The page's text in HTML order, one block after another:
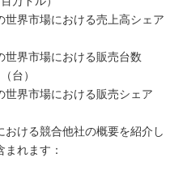
界市場における売上高シェア
世界市場における販売台数
台）
世界市場における販売シェア
ける競合他社の概要を紹介し
れます：